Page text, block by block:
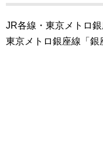
JR各線・東京メトロ
東京メトロ銀座線「銀